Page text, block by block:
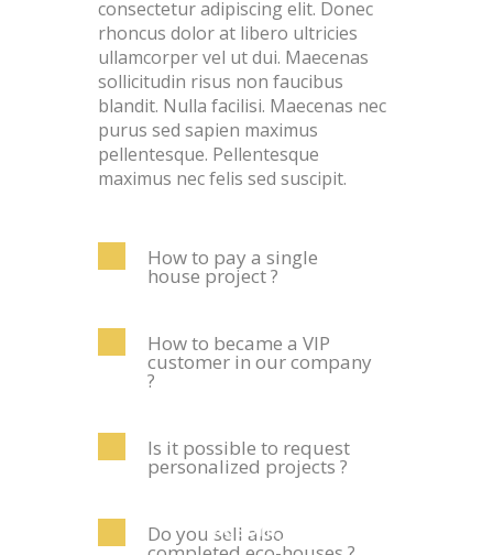
consectetur adipiscing elit. Donec
rhoncus dolor at libero ultricies
ullamcorper vel ut dui. Maecenas
sollicitudin risus non faucibus
blandit. Nulla facilisi. Maecenas nec
purus sed sapien maximus
pellentesque. Pellentesque
maximus nec felis sed suscipit.
How to pay a single
house project ?
How to became a VIP
customer in our company
?
Is it possible to request
personalized projects ?
Do you sell also
Masonry